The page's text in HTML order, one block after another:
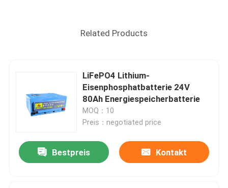
Related Products
LiFePO4 Lithium-
Eisenphosphatbatterie 24V
80Ah Energiespeicherbatterie
MOQ：10
Preis：negotiated price
Bestpreis Kontakt